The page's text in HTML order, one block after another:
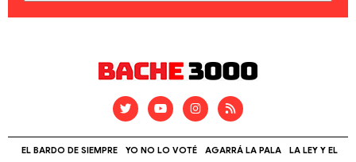
EL BARDO DE SIEMPRE YO NO LO VOTÉ AGARRÁ LA PALA LA LEY Y EL